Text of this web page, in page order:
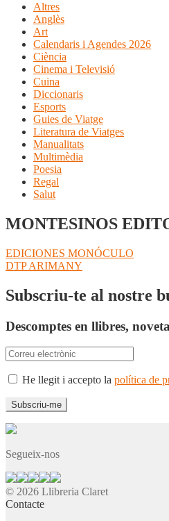
Altres
Anglès
Art
Calendaris i Agendes 2026
Ciència
Cinema i Televisió
Cuina
Diccionaris
Esports
Guies de Viatge
Literatura de Viatges
Manualitats
Multimèdia
Poesia
Regal
Salut
MONTESINOS
Navegació
d'entrades
Entrada
anterior:
EDICIONES MONÓCULO
Pròxima
DTP ARIMANY
Subscriu-te al nostre
Descomptes en llibres,
He llegit i accepto la política de
Segueix-nos
© 2026 Llibreria Claret
Contacte